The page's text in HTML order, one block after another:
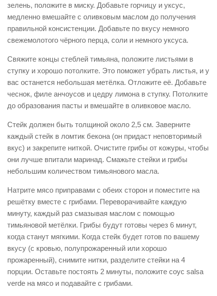
зелень, положите в миску. Добавьте горчицу и уксус,
медленно вмешайте с оливковым маслом до получения
правильной консистенции. Добавьте по вкусу немного
свежемолотого чёрного перца, соли и немного уксуса.
Свяжите концы стеблей тимьяна, положите листьями в
ступку и хорошо потолките. Это поможет убрать листья, и у
вас останется небольшая метёлка. Отложите её. Добавьте
чеснок, филе анчоусов и цедру лимона в ступку. Потолките
до образования пасты и вмешайте в оливковое масло.
Стейк должен быть толщиной около 2,5 см. Заверните
каждый стейк в ломтик бекона (он придаст неповторимый
вкус) и закрепите ниткой. Очистите грибы от кожуры, чтобы
они лучше впитали маринад. Смажьте стейки и грибы
небольшим количеством тимьянового масла.
Натрите мясо приправами с обеих сторон и поместите на
решётку вместе с грибами. Переворачивайте каждую
минуту, каждый раз смазывая маслом с помощью
тимьяновой метёлки. Грибы будут готовы через 6 минут,
когда станут мягкими. Когда стейк будет готов по вашему
вкусу (с кровью, полупрожаренный или хорошо
прожаренный), снимите нитки, разделите стейки на 4
порции. Оставьте постоять 2 минуты, положите соус salsa
verde на мясо и подавайте с грибами.